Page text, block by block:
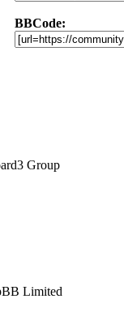
BBCode:
Group
Limited